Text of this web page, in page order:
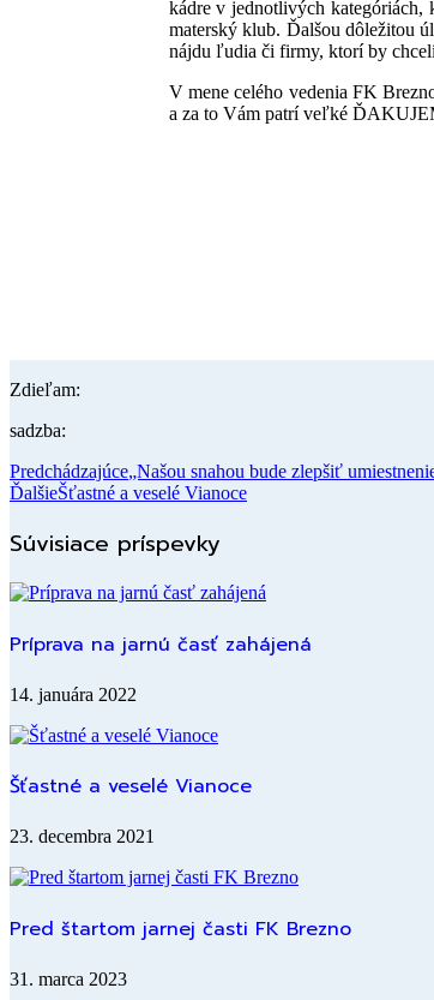
kádre v jednotlivých kategóriách,
materský klub. Ďalšou dôležitou
nájdu ľudia či firmy, ktorí by
V mene celého vedenia FK
a za to Vám patrí veľké
Zdieľam:
sadzba:
Predchádzajúce„Našou snahou bude zlepšiť
ĎalšieŠťastné a veselé Vianoce
Súvisiace príspevky
Príprava na jarnú časť zahájená
14. januára 2022
Šťastné a veselé Vianoce
23. decembra 2021
Pred štartom jarnej časti FK Brezno
31. marca 2023